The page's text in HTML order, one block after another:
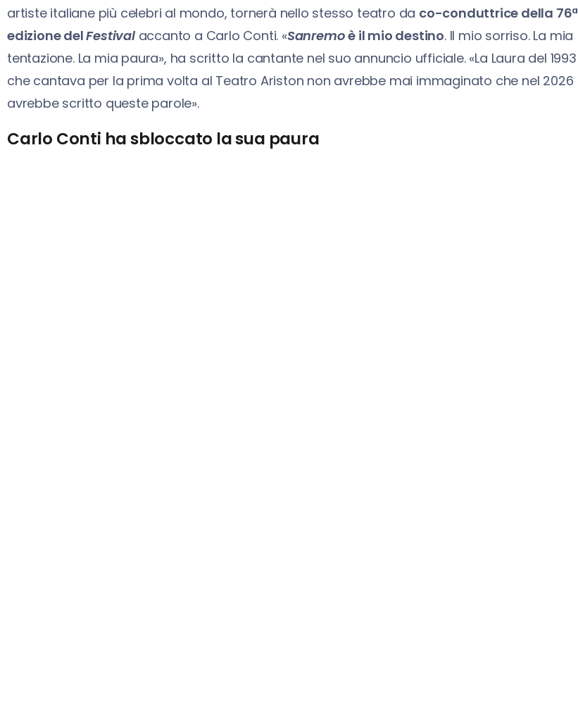
artiste italiane più celebri al mondo, tornerà nello stesso teatro da co-conduttrice della 76ª
edizione delFestival accanto a Carlo Conti. «Sanremoè il mio destino. Il mio sorriso. La mia
tentazione. La mia paura», ha scritto la cantante nel suo annuncio ufficiale. «La Laura del 1993
che cantava per la prima volta al Teatro Ariston non avrebbe mai immaginato che nel 2026
avrebbe scritto queste parole».
Carlo Conti ha sbloccato la sua paura